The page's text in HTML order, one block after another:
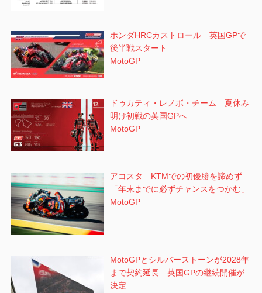
ホンダHRCカストロール 英国GPで
後半戦スタート
MotoGP
ドゥカティ・レノボ・チーム 夏休み
明け初戦の英国GPへ
MotoGP
アコスタ KTMでの初優勝を諦めず
「年末までに必ずチャンスをつかむ」
MotoGP
MotoGPとシルバーストーンが2028年
まで契約延長 英国GPの継続開催が
決定